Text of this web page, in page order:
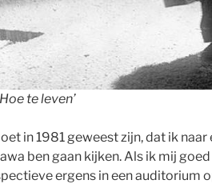
te leven’
in 1981 geweest zijn, dat ik
ben gaan kijken. Als ik mij
ergens in een auditorium